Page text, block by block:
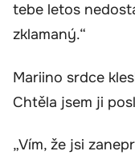
tebe letos
zklamaný.“
Mariino srdce
Chtěla jsem ji
„Vím, že jsi